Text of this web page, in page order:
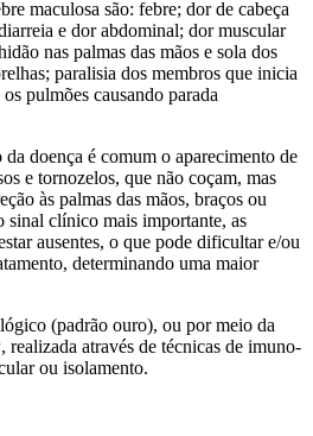
maculosa são: febre; dor de cabeça
e dor abdominal; dor muscular
nas palmas das mãos e sola dos
paralisia dos membros que inicia
pulmões causando parada
doença é comum o aparecimento de
e tornozelos, que não coçam, mas
às palmas das mãos, braços ou
sinal clínico mais importante, as
ausentes, o que pode dificultar e/ou
determinando uma maior
(padrão ouro), ou por meio da
, realizada através de técnicas de imuno-
ou isolamento.